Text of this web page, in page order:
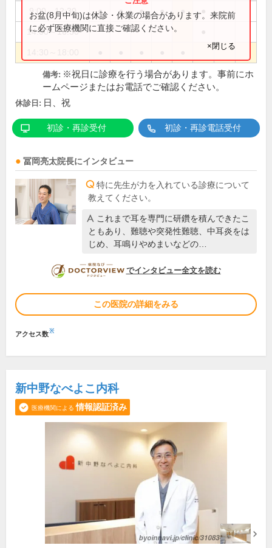
9:00～12:30 ● ● ● ● ●
14:00～16:30
お盆(8月中旬)は休診・休業の場合があります。来院前
に必ず医療機関に直接ご確認ください。
×閉じる
備考: ※祝日に診療を行う場合があります。事前にホ
ームページまたはお電話でご確認ください。
休診日: 日、祝
初診・再診受付 初診・再診電話受付
冨岡亮太院長にインタビュー
特に先生が力を入れている診療について
教えてください。
これまで耳を専門に研鑽を積んできたこ
ともあり、難聴や突発性難聴、中耳炎をは
じめ、耳鳴りやめまいなどの…
DOCTORVIEW
でインタビュー全文を読む
この医院の詳細をみる
アクセス数※
新中野なべよこ内科
医療機関による 情報認証済み